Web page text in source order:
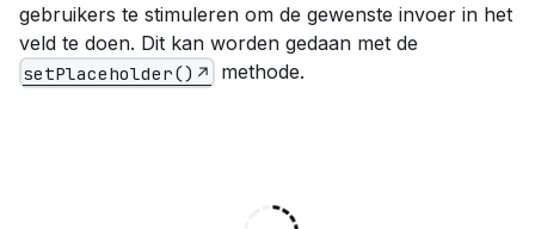
gebruikers te stimuleren om de gewenste invoer in het
veld te doen. Dit kan worden gedaan met de
setPlaceholder() methode.